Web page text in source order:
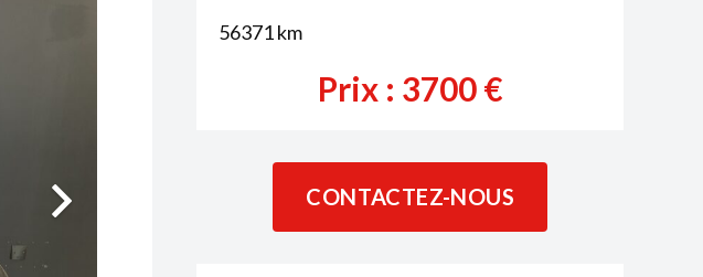
56371km
Prix : 3700€
CONTACTEZ-NOUS